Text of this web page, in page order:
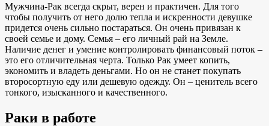
Мужчина-Рак всегда скрыт, верен и практичен. Для того
чтобы получить от него долю тепла и искренности девушке
придется очень сильно постараться. Он очень привязан к
своей семье и дому. Семья – его личный рай на Земле.
Наличие денег и умение контролировать финансовый поток –
это его отличительная черта. Только Рак умеет копить,
экономить и владеть деньгами. Но он не станет покупать
второсортную еду или дешевую одежду. Он – ценитель всего
тонкого, изысканного и качественного.
Раки в работе